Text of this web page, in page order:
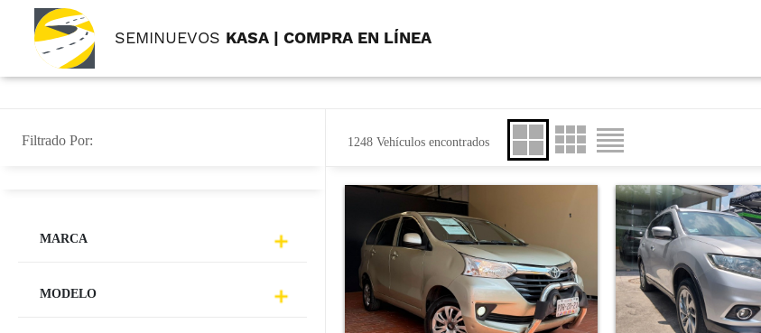
SEMINUEVOS KASA | COMPRA EN LÍNEA
Filtrado Por:
MARCA
MODELO
1248 Vehículos encontrados